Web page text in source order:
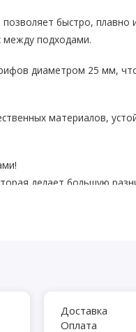
быстро,
между подходами.
диаметром 25 мм,
материалов,
делает большую
Доставка
Оплата